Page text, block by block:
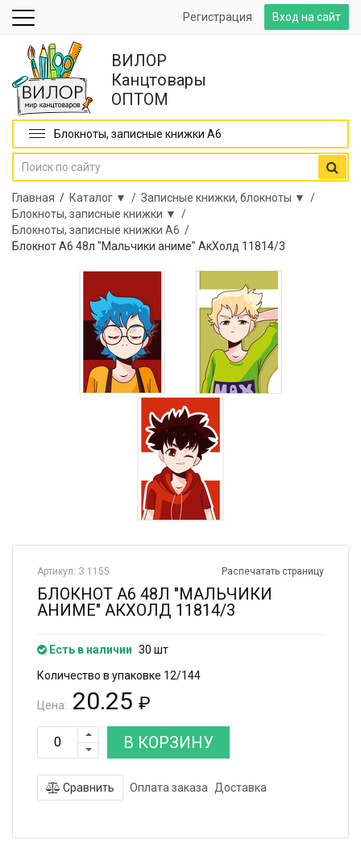
Вход на сайт
Регистрация
ВИЛОР
Канцтовары
ОПТОМ
Блокноты, записные книжки А6
Главная / Каталог ▼ / Записные книжки, блокноты ▼ /
Блокноты, записные книжки ▼ /
Блокноты, записные книжки А6 /
Блокнот А6 48л "Мальчики аниме" АкХолд 11814/3
Распечатать страницу
Артикул: З 1155
БЛОКНОТ А6 48Л "МАЛЬЧИКИ
АНИМЕ" АКХОЛД 11814/3
Есть в наличии 30 шт
Количество в упаковке 12/144
Цена: 20.25 ₽
В КОРЗИНУ
Сравнить Оплата заказа Доставка